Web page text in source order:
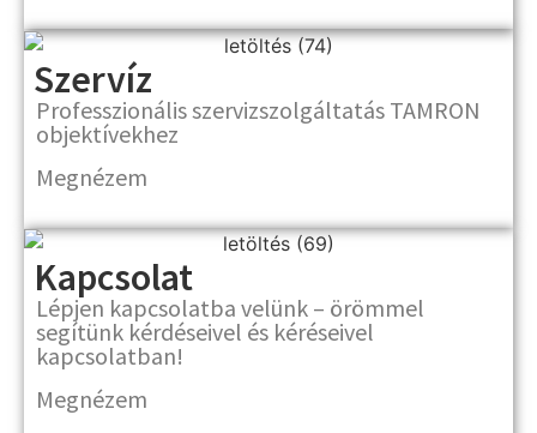
Szervíz
Professzionális szervizszolgáltatás TAMRON
objektívekhez
Megnézem
Kapcsolat
Lépjen kapcsolatba velünk – örömmel
segítünk kérdéseivel és kéréseivel
kapcsolatban!
Megnézem